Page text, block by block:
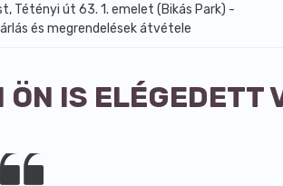
Tétényi út 63. 1. emelet (Bikás Park) -
és megrendelések átvétele
ÖN IS